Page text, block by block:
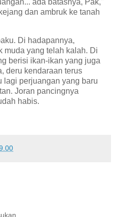
ada batasnya, Pak,"
dan ambruk ke tanah
Di hadapannya,
muda yang telah kalah. Di
berisi ikan-ikan yang juga
deru kendaraan terus
lagi perjuangan yang baru
Joran pancingnya
habis.